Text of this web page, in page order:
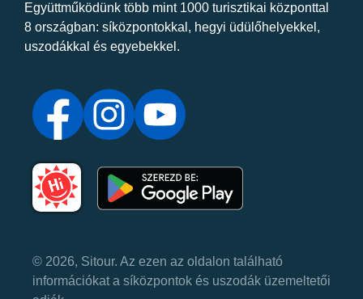
Együttműködünk több mint 1000 turisztikai központtal
8 országban: síközpontokkal, hegyi üdülőhelyekkel,
uszodákkal és egyebekkel.
© 2026, Sitour. Az ezen az oldalon található
információkat a síközpontok és uszodák üzemeltetői